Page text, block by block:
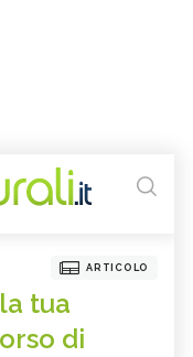
ARTICOLO
tua
di